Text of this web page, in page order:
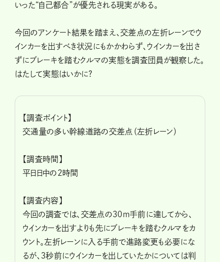
いった“自己都合”が優先される現実がある。
今回のアンケート結果を踏まえ、交差点の左折レーンでウ
インカーを出すべき状況にもかかわらず、ウインカーを出さ
ずにブレーキを踏むクルマの実態を調査団員が観察した。
はたして実態はいかに?
【調査ポイント】
交通量の多い幹線道路の交差点（左折レーン）
【調査時間】
平日日中の2時間
【調査内容】
今回の調査では、交差点の30m手前に達してから、
ウインカーを出すよりも先にブレーキを踏むクルマをカ
ウント。左折レーンに入る手前で進路変更も必要にな
るが、3秒前にウインカーを出していたかについては判